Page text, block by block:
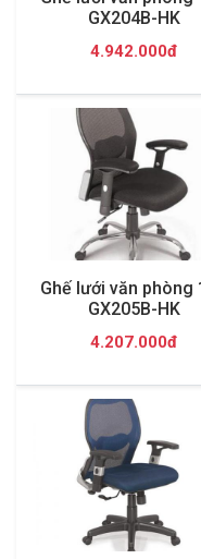
GX204B-HK
4.942.000đ
Ghế lưới văn phòng
GX205B-HK
4.207.000đ